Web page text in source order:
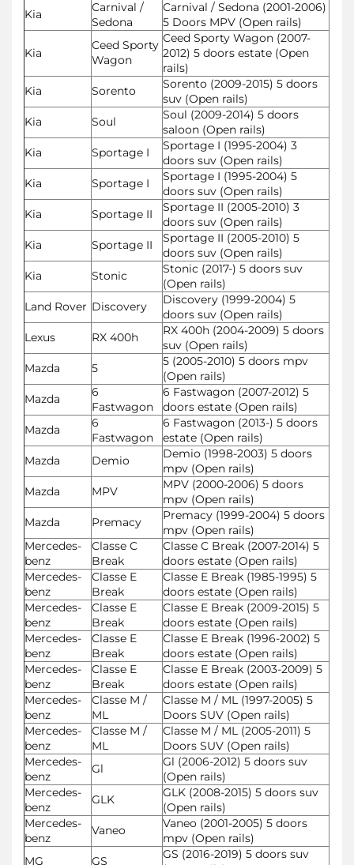
Kia
Carnival /
Sedona
Carnival / Sedona (2001-2006)
5 Doors MPV (Open rails)
Kia
Ceed Sporty
Wagon
Ceed Sporty Wagon (2007-
2012) 5 doors estate (Open
rails)
Kia
Sorento
Sorento (2009-2015) 5 doors
suv (Open rails)
Kia
Soul
Soul (2009-2014) 5 doors
saloon (Open rails)
Kia
Sportage I
Sportage I (1995-2004) 3
doors suv (Open rails)
Kia
Sportage I
Sportage I (1995-2004) 5
doors suv (Open rails)
Kia
Sportage II
Sportage II (2005-2010) 3
doors suv (Open rails)
Kia
Sportage II
Sportage II (2005-2010) 5
doors suv (Open rails)
Kia
Stonic
Stonic (2017-) 5 doors suv
(Open rails)
Land Rover Discovery
Discovery (1999-2004) 5
doors suv (Open rails)
Lexus
RX 400h
RX 400h (2004-2009) 5 doors
suv (Open rails)
Mazda
5
5 (2005-2010) 5 doors mpv
(Open rails)
Mazda
6
Fastwagon
6 Fastwagon (2007-2012) 5
doors estate (Open rails)
Mazda
6
Fastwagon
6 Fastwagon (2013-) 5 doors
estate (Open rails)
Mazda
Demio
Demio (1998-2003) 5 doors
mpv (Open rails)
Mazda
MPV
MPV (2000-2006) 5 doors
mpv (Open rails)
Mazda
Premacy
Premacy (1999-2004) 5 doors
mpv (Open rails)
Mercedes-
benz
Classe C
Break
Classe C Break (2007-2014) 5
doors estate (Open rails)
Mercedes-
benz
Classe E
Break
Classe E Break (1985-1995) 5
doors estate (Open rails)
Mercedes-
benz
Classe E
Break
Classe E Break (2009-2015) 5
doors estate (Open rails)
Mercedes-
benz
Classe E
Break
Classe E Break (1996-2002) 5
doors estate (Open rails)
Mercedes-
benz
Classe E
Break
Classe E Break (2003-2009) 5
doors estate (Open rails)
Mercedes-
benz
Classe M /
ML
Classe M / ML (1997-2005) 5
Doors SUV (Open rails)
Mercedes-
benz
Classe M /
ML
Classe M / ML (2005-2011) 5
Doors SUV (Open rails)
Mercedes-
benz
Gl
Gl (2006-2012) 5 doors suv
(Open rails)
Mercedes-
benz
GLK
GLK (2008-2015) 5 doors suv
(Open rails)
Mercedes-
benz
Vaneo
Vaneo (2001-2005) 5 doors
mpv (Open rails)
MG
GS
GS (2016-2019) 5 doors suv